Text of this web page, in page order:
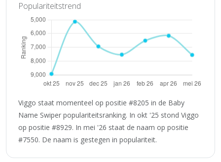
Populariteitstrend
Viggo staat momenteel op positie #8205 in de Baby
Name Swiper populariteitsranking. In okt '25 stond Viggo
op positie #8929. In mei '26 staat de naam op positie
#7550. De naam is gestegen in populariteit.